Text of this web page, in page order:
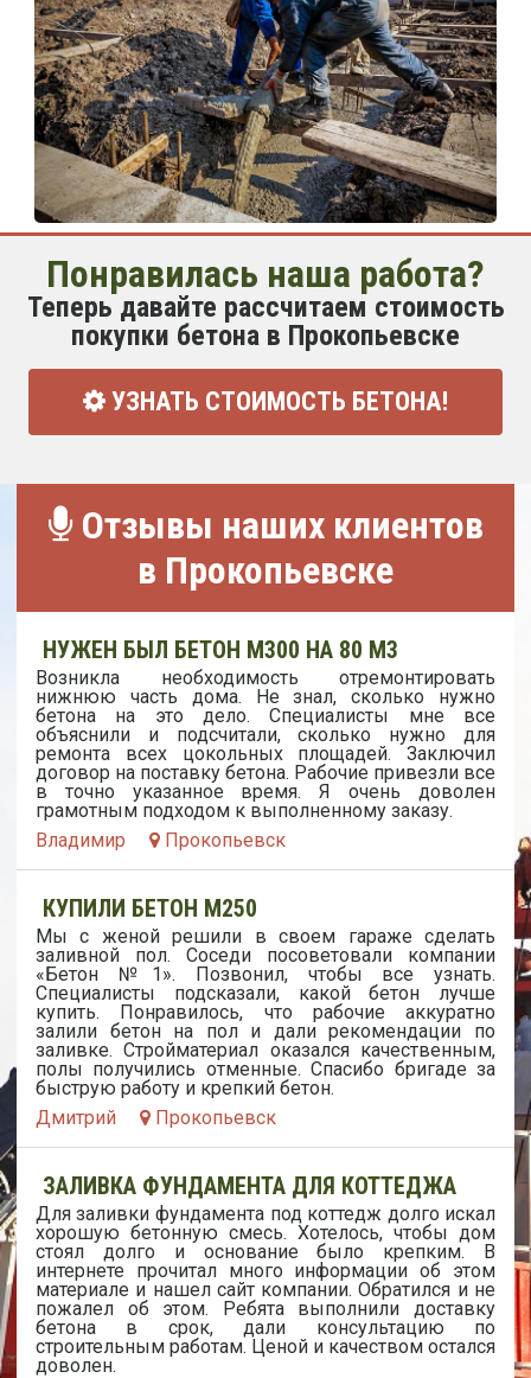
Понравилась наша работа?
Теперь давайте рассчитаем стоимость
покупки бетона в Прокопьевске
УЗНАТЬ СТОИМОСТЬ БЕТОНА!
Отзывы наших клиентов
в Прокопьевске
НУЖЕН БЫЛ БЕТОН М300 НА 80 М3
Возникла необходимость отремонтировать
нижнюю часть дома. Не знал, сколько нужно
бетона на это дело. Специалисты мне все
объяснили и подсчитали, сколько нужно для
ремонта всех цокольных площадей. Заключил
договор на поставку бетона. Рабочие привезли все
в точно указанное время. Я очень доволен
грамотным подходом к выполненному заказу.
Владимир
Прокопьевск
КУПИЛИ БЕТОН М250
Мы с женой решили в своем гараже сделать
заливной пол. Соседи посоветовали компании
«Бетон №1». Позвонил, чтобы все узнать.
Специалисты подсказали, какой бетон лучше
купить. Понравилось, что рабочие аккуратно
залили бетон на пол и дали рекомендации по
заливке. Стройматериал оказался качественным,
полы получились отменные. Спасибо бригаде за
быструю работу и крепкий бетон.
Дмитрий
Прокопьевск
ЗАЛИВКА ФУНДАМЕНТА ДЛЯ КОТТЕДЖА
Для заливки фундамента под коттедж долго искал
хорошую бетонную смесь. Хотелось, чтобы дом
стоял долго и основание было крепким. В
интернете прочитал много информации об этом
материале и нашел сайт компании. Обратился и не
пожалел об этом. Ребята выполнили доставку
бетона в срок, дали консультацию по
строительным работам. Ценой и качеством остался
доволен.